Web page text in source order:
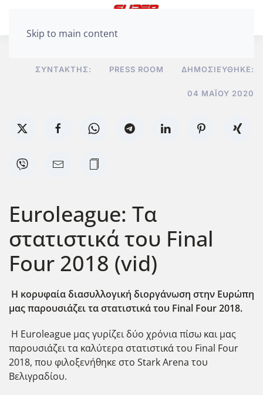
Skip to main content
ΣΥΝΤΆΚΤΗΣ: PRESS ROOM ΔΗΜΟΣΙΕΎΘΗΚΕ:
04 ΜΑΪ́ΟΥ 2020
Euroleague: Τα
στατιστικά του Final
Four 2018 (vid)
Η κορυφαία διασυλλογική διοργάνωση στην Ευρώπη
μας παρουσιάζει τα στατιστικά του Final Four 2018.
Η Euroleague μας γυρίζει δύο χρόνια πίσω και μας
παρουσιάζει τα καλύτερα στατιστικά του Final Four
2018, που φιλοξενήθηκε στο Stark Arena του
Βελιγραδίου.